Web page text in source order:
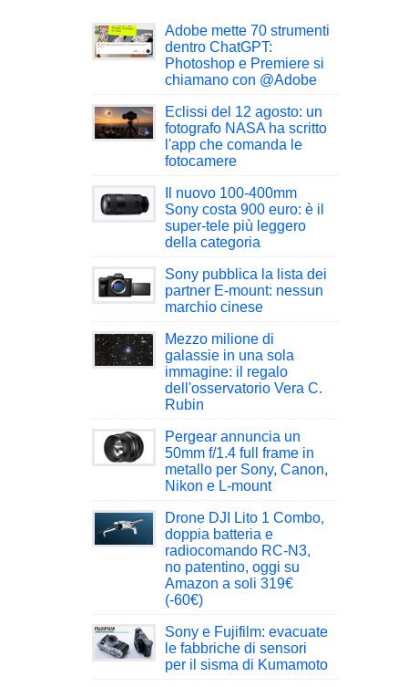
Adobe mette 70 strumenti
dentro ChatGPT:
Photoshop e Premiere si
chiamano con @Adobe
Eclissi del 12 agosto: un
fotografo NASA ha scritto
l'app che comanda le
fotocamere
Il nuovo 100-400mm
Sony costa 900 euro: è il
super-tele più leggero
della categoria
Sony pubblica la lista dei
partner E-mount: nessun
marchio cinese
Mezzo milione di
galassie in una sola
immagine: il regalo
dell'osservatorio Vera C.
Rubin
Pergear annuncia un
50mm f/1.4 full frame in
metallo per Sony, Canon,
Nikon e L-mount
Drone DJI Lito 1 Combo,
doppia batteria e
radiocomando RC-N3,
no patentino, oggi su
Amazon a soli 319€
(-60€)
Sony e Fujifilm: evacuate
le fabbriche di sensori
per il sisma di Kumamoto